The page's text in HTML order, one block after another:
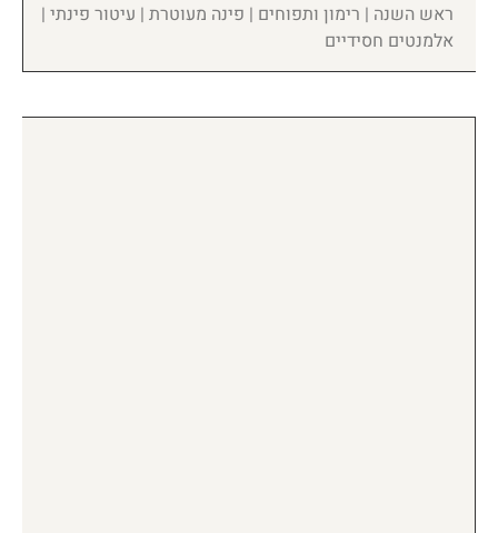
ראש השנה | רימון ותפוחים | פינה מעוטרת | עיטור פינתי |
אלמנטים חסידיים